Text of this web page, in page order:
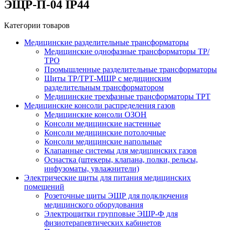
ЭЩР-П-04 IP44
Категории товаров
Медицинские разделительные трансформаторы
Медицинские однофазные трансформаторы ТР/
ТРО
Промышленные разделительные трансформаторы
Щиты ТР/ТРТ-МЩР с медицинским
разделительным трансформатором
Медицинские трехфазные трансформаторы ТРТ
Медицинские консоли распределения газов
Медицинские консоли ОЗОН
Консоли медицинские настенные
Консоли медицинские потолочные
Консоли медицинские напольные
Клапанные системы для медицинских газов
Оснастка (штекеры, клапана, полки, рельсы,
инфузоматы, увлажнители)
Электрические щиты для питания медицинских
помещений
Розеточные щиты ЭЩР для подключения
медицинского оборудования
Электрощитки групповые ЭЩР-Ф для
физиотерапевтических кабинетов